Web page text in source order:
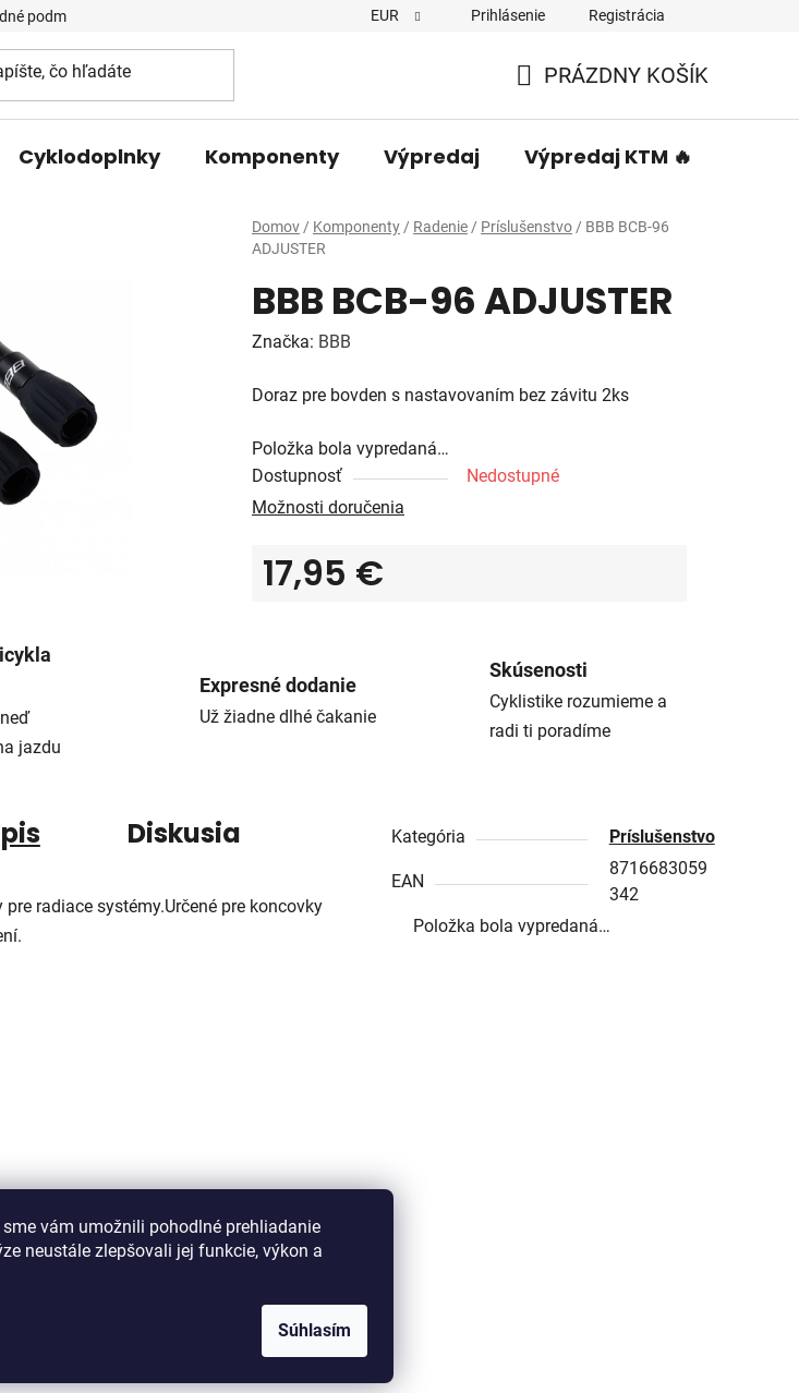
vám umožnili pohodlné prehliadanie
neustále zlepšovali jej funkcie, výkon a
Súhlasím
podmienky EUR Prihlásenie Registrácia
KOŠÍK
PRÁZDNY KOŠÍK
Cyklodoplnky Komponenty Výpredaj Výpredaj KTM 🔥
Domov / Komponenty / Radenie / Príslušenstvo / BBB BCB-96
ADJUSTER
BBB BCB-96 ADJUSTER
Značka: BBB
Doraz pre bovden s nastavovaním bez závitu 2ks
Položka bola vypredaná…
Dostupnosť
Nedostupné
Možnosti doručenia
17,95 €
jazdu
Expresné dodanie
Už žiadne dlhé čakanie
Skúsenosti
Cyklistike rozumieme a
radi ti poradíme
Diskusia
radiace systémy.Určené pre koncovky
Kategória Príslušenstvo
EAN
8716683059
342
Položka bola vypredaná…